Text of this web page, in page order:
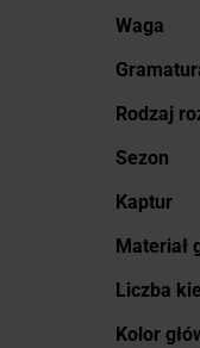
Waga
Rodzaj
Sezon
Kaptur
Materiał
Liczba
Kolor